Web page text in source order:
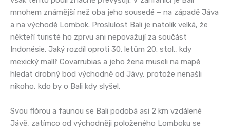
mnohem známější než oba jeho sousedé – na západě Jáva
a na východě Lombok. Proslulost Bali je natolik velká, že
někteří turisté ho zprvu ani nepovažují za součást
Indonésie. Jaký rozdíl oproti 30. letům 20. stol., kdy
mexický malíř Covarrubias a jeho žena museli na mapě
hledat drobný bod východně od Jávy, protože nenašli
nikoho, kdo by o Bali kdy slyšel.
Svou flórou a faunou se Bali podobá asi 2 km vzdálené
Jávě, zatímco od východněji položeného Lomboku se